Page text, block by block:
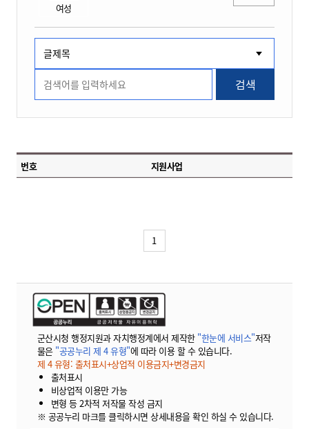
여성
검색
번호 지원사업
1
군산시청 행정지원과 자치행정계에서 제작한 "한눈에 서비스"저작
물은 "공공누리 제 4 유형"에 따라 이용 할 수 있습니다.
제 4 유형: 출처표시+상업적 이용금지+변경금지
출처표시
비상업적 이용만 가능
변형 등 2차적 저작물 작성 금지
※ 공공누리 마크를 클릭하시면 상세내용을 확인 하실 수 있습니다.